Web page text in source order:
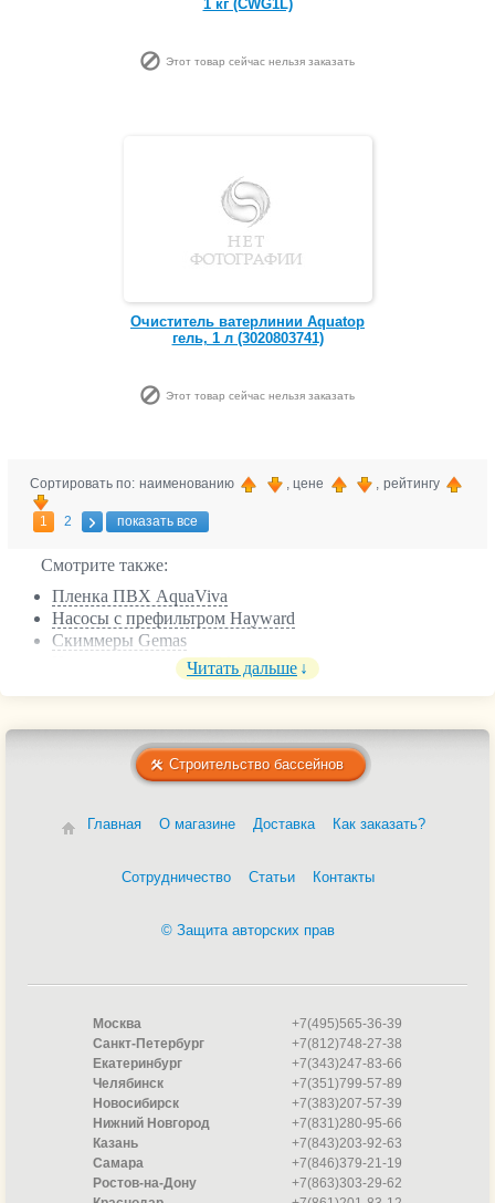
1 кг (CWG1L)
Этот товар сейчас нельзя заказать
Очиститель ватерлинии Aquatop
гель, 1 л (3020803741)
Этот товар сейчас нельзя заказать
Сортировать по: наименованию , цене , рейтингу
1 2 показать все
Смотрите также:
Пленка ПВХ AquaViva
Насосы с префильтром Hayward
Скиммеры Gemas
Комплектующие к СПА
Навесные противотоки Speck Badu
Купели
Переливные решетки IML
Сматывающие устройства Pool King
Прожекторы светодиодные Pahlen
Форсунки
Нагреватели
Водяные пушки
Термометры плавающие
Чашковые пакеты Atlantic pool
Ручные пылесосы
Подсветка
Станции дозирования Dinotec
Гидромассажные установки
Дозаторы
Мозаика
Смеси
Читать дальше
Строительство бассейнов
Главная О магазине Доставка Как заказать?
Сотрудничество Статьи Контакты
© Защита авторских прав
Москва
+7(495)565-36-39
Санкт-Петербург
+7(812)748-27-38
Екатеринбург
+7(343)247-83-66
Челябинск
+7(351)799-57-89
Новосибирск
+7(383)207-57-39
Нижний Новгород
+7(831)280-95-66
Казань
+7(843)203-92-63
Самара
+7(846)379-21-19
Ростов-на-Дону
+7(863)303-29-62